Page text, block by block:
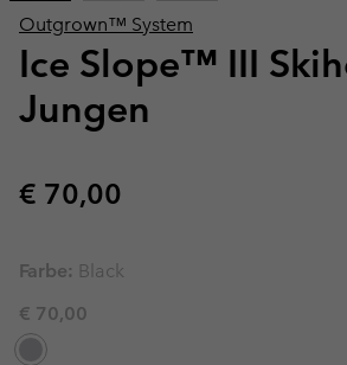
Outgrown™ System
Ice Slope™ III
Jungen
Regular price:
€ 70,00
Farbe: Black
€ 70,00